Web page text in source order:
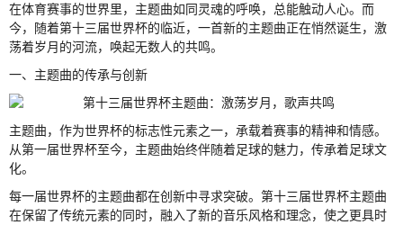
在体育赛事的世界里，主题曲如同灵魂的呼唤，总能触动人心。而
今，随着第十三届世界杯的临近，一首新的主题曲正在悄然诞生，激
荡着岁月的河流，唤起无数人的共鸣。
一、主题曲的传承与创新
主题曲，作为世界杯的标志性元素之一，承载着赛事的精神和情感。
从第一届世界杯至今，主题曲始终伴随着足球的魅力，传承着足球文
化。
每一届世界杯的主题曲都在创新中寻求突破。第十三届世界杯主题曲
在保留了传统元素的同时，融入了新的音乐风格和理念，使之更具时